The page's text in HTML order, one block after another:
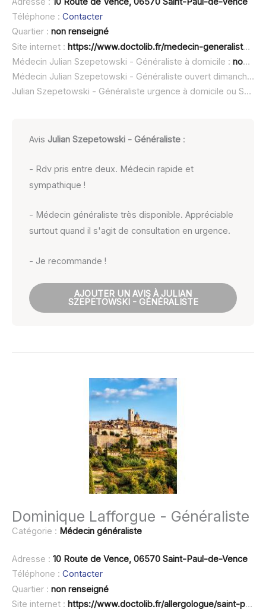
Téléphone : Contacter
Quartier : non renseigné
Site internet : https://www.doctolib.fr/medecin-generaliste/saint-paul-de-vence/julian-szepetowski
Médecin Julian Szepetowski - Généraliste à domicile : non renseigné
Médecin Julian Szepetowski - Généraliste ouvert dimanche :
Julian Szepetowski - Généraliste urgence à domicile ou SOS médecin :
AvisJulian Szepetowski - Généraliste :
- Rdv pris entre deux. Médecin rapide et
sympathique !
- Médecin généraliste très disponible. Appréciable
surtout quand il s'agit de consultation en urgence.
- Je recommande !
AJOUTER UN AVIS À JULIAN
SZEPETOWSKI - GÉNÉRALISTE
Dominique Lafforgue - Généraliste
Catégorie : Médecin généraliste
Adresse : 10 Route de Vence, 06570 Saint-Paul-de-Vence
Téléphone : Contacter
Quartier : non renseigné
Site internet : https://www.doctolib.fr/allergologue/saint-paul-de-vence/dominique-lafforgue-saint-paul-de-vence